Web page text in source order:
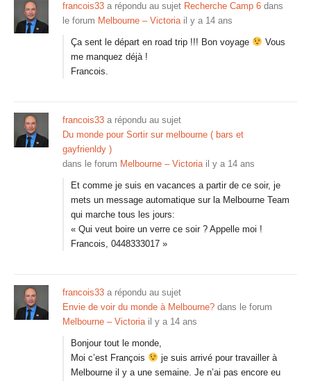
francois33 a répondu au sujet Recherche Camp 6 dans
le forum Melbourne – Victoria il y a 14 ans
Ça sent le départ en road trip !!! Bon voyage
Vous
me manquez déjà !
Francois.
francois33 a répondu au sujet
Du monde pour Sortir sur melbourne ( bars et
gayfrienldy )
dans le forum Melbourne – Victoria il y a 14 ans
Et comme je suis en vacances a partir de ce soir, je
mets un message automatique sur la Melbourne Team
qui marche tous les jours:
« Qui veut boire un verre ce soir ? Appelle moi !
Francois, 0448333017 »
francois33 a répondu au sujet
Envie de voir du monde à Melbourne? dans le forum
Melbourne – Victoria il y a 14 ans
Bonjour tout le monde,
Moi c’est François
je suis arrivé pour travailler à
Melbourne il y a une semaine. Je n’ai pas encore eu